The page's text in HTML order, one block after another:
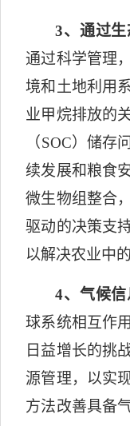
3、通过生
通过科学管理
境和土地利用
业甲烷排放的
（SOC）储存
续发展和粮食安
微生物组整合
驱动的决策支
以解决农业中
4、气候
球系统相互作
日益增长的挑战
源管理，以实
方法改善具备